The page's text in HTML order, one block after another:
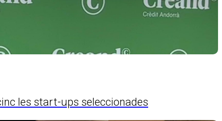
les start-ups seleccionades